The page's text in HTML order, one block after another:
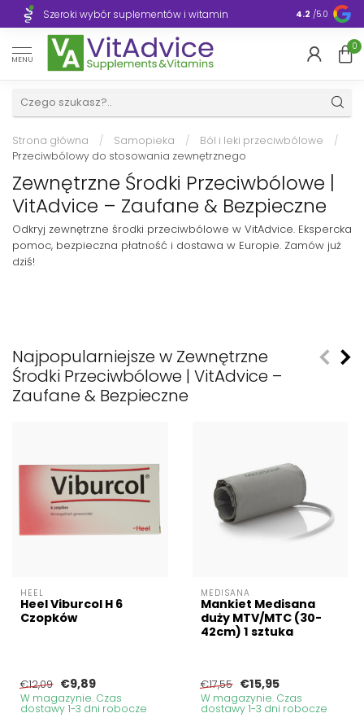
Szeroki wybór suplementów i witamin 4.2 /5.0
MENU
0
Strona główna / Samopieka / Ból i leki przeciwbólowe
/
Przeciwbólowy do stosowania zewnętrznego
Zewnętrzne Środki Przeciwbólowe |
VitAdvice – Zaufane & Bezpieczne
Odkryj zewnętrzne środki przeciwbólowe w VitAdvice. Ekspercka
pomoc, bezpieczna płatność i dostawa w Europie. Zamów już
dziś!
Najpopularniejsze w Zewnętrzne
Środki Przeciwbólowe | VitAdvice –
Zaufane & Bezpieczne
HEEL
Heel Viburcol H 6
Czopków
€12,09 €9,89
W magazynie. Czas
dostawy 1-3 dni robocze
MEDISANA
Mankiet Medisana
duży MTV/MTC (30-
42cm) 1 sztuka
€17,55 €15,95
W magazynie. Czas
dostawy 1-3 dni robocze